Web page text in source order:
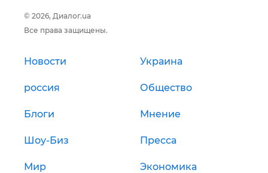
© 2026, Диалог.ua
Все права защищены.
Новости Украина
россия Общество
Блоги Мнение
Шоу-Биз Пресса
Мир Экономика